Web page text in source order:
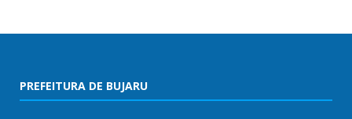
PREFEITURA DE BUJARU